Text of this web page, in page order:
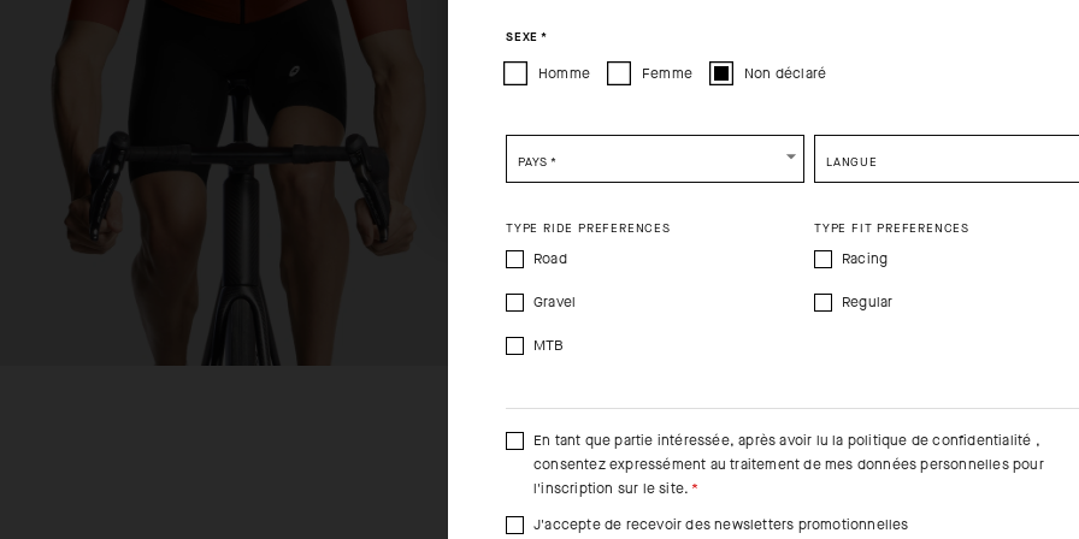
Please be advised that changing your location while shopping will remove all contents
SHIP TO ANOTHER COUNTRY.
SEXE *
Homme Femme Non déclaré
PAYS * LANGUE
TYPE RIDE PREFERENCES
Road
Gravel
MTB
TYPE FIT PREFERENCES
Racing
Regular
En tant que partie intéressée, après avoir lu la politique de confidentialité ,
consentez expressément au traitement de mes données personnelles pour
l'inscription sur le site.
J'accepte de recevoir des newsletters promotionnelles